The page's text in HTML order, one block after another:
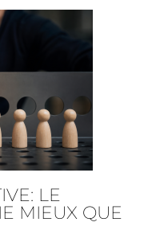
LE
MIEUX QUE